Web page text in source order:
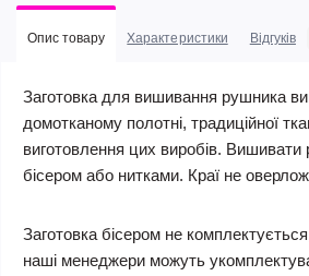
Опис товару Характеристики Відгуків
Заготовка для вишивання рушника
домотканому полотні, традиційної
виготовлення цих виробів.
бісером або нитками. Краї не
Заготовка бісером не
наші менеджери можуть